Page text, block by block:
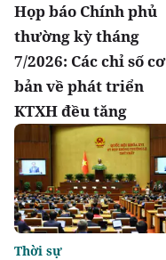
Họp báo Chính phủ
thường kỳ tháng
7/2026: Các chỉ số cơ
bản về phát triển
KTXH đều tăng
Thời sự